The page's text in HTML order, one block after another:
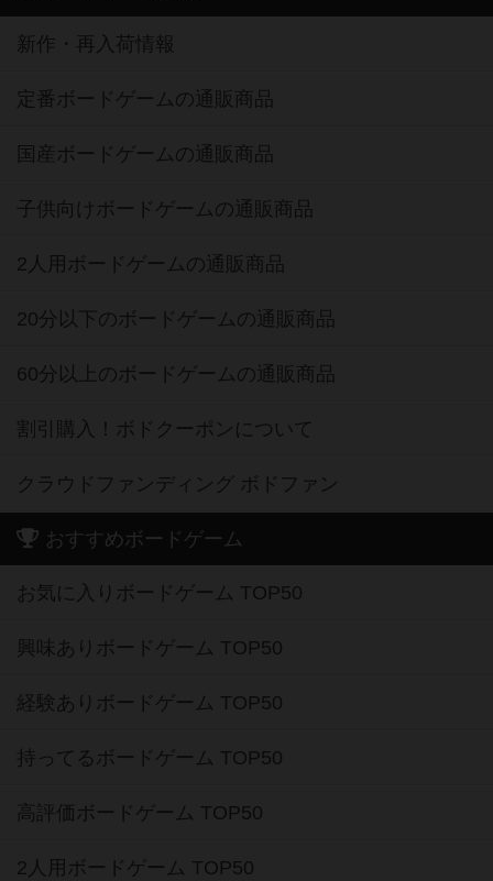
新作・再入荷情報
定番ボードゲームの通販商品
国産ボードゲームの通販商品
子供向けボードゲームの通販商品
2人用ボードゲームの通販商品
20分以下のボードゲームの通販商品
60分以上のボードゲームの通販商品
割引購入！ボドクーポンについて
クラウドファンディング ボドファン
おすすめボードゲーム
お気に入りボードゲーム TOP50
興味ありボードゲーム TOP50
経験ありボードゲーム TOP50
持ってるボードゲーム TOP50
高評価ボードゲーム TOP50
2人用ボードゲーム TOP50